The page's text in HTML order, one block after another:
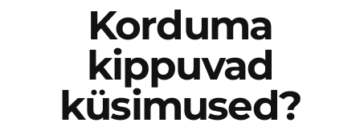
Korduma
kippuvad
küsimused?